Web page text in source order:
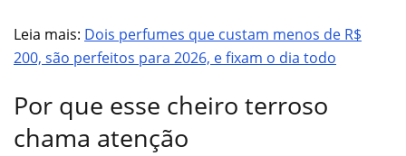
Leia mais: Dois perfumes que custam menos de R$
200, são perfeitos para 2026, e fixam o dia todo
Por que esse cheiro terroso
chama atenção